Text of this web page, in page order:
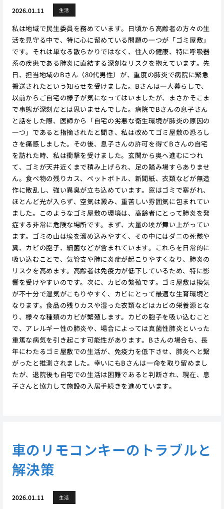
2026.01.11 生活
私は地域で民生委員を務めています。日頃から高齢者の方々の生
活を見守る中で、特に心に留めている問題の一つが「ゴミ屋敷」
です。それは単なる散らかりではなく、住人の健康、特に呼吸器
系の疾患である肺炎に直結する深刻なリスクを抱えています。先
日、担当地域のBさん（80代男性）が、重度の肺炎で病院に緊急
搬送されたという知らせを受けました。Bさんは一人暮らしで、
以前からご自宅の様子が気になってはいましたが、まさかそこま
で事態が深刻だとは思いませんでした。病院でBさんの息子さん
と話をした際、医師から「自宅の劣悪な衛生環境が肺炎の原因の
一つ」であると指摘されたと聞き、私は改めてゴミ屋敷の恐ろし
さを痛感しました。その後、息子さんの許可を得てBさんの自宅
を訪れた時、私は衝撃を受けました。玄関から奥へ進むにつれ
て、ゴミが天井近くまで積み上げられ、足の踏み場すらありませ
ん。食べ物の残りカス、ペットボトル、新聞紙、衣類などが無造
作に散乱し、強い異臭が立ち込めています。窓はゴミで塞がれ、
ほとんど光が入らず、空気は澱み、重苦しい雰囲気に包まれてい
ました。このようなゴミ屋敷の環境は、高齢者にとって肺炎を発
症する非常に危険な場所です。まず、大量の埃が舞い上がってい
ます。ゴミの山は埃を溜め込みやすく、その中にはダニの死骸や
糞、カビの胞子、細菌などが含まれています。これらを日常的に
吸い込むことで、気管支や肺に炎症が起こりやすくなり、肺炎の
リスクを高めます。高齢者は免疫力が低下しているため、特に影
響を受けやすいのです。次に、カビの繁殖です。ゴミ屋敷は換気
が不十分で湿気がこもりやすく、カビにとって最適な生育環境と
なります。食品の残りカスや湿った衣類などはカビの栄養源とな
り、様々な種類のカビが繁殖します。カビの胞子を吸い込むこと
で、アレルギー性の肺炎や、場合によっては真菌性肺炎といった
重篤な病気を引き起こす可能性があります。Bさんの場合も、長
年にわたるゴミ屋敷での生活が、免疫力を低下させ、肺炎へと繋
がったと推測されました。幸いにもBさんは一命を取り留めまし
たが、退院後も自宅での生活は困難であると判断され、現在、息
子さんと協力して施設の入居手続きを進めています。
車のリモコンキーのトラブルと
解決策
2026.01.11 生活